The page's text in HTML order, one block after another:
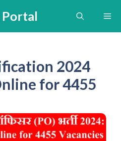
Portal
2024
for 4455